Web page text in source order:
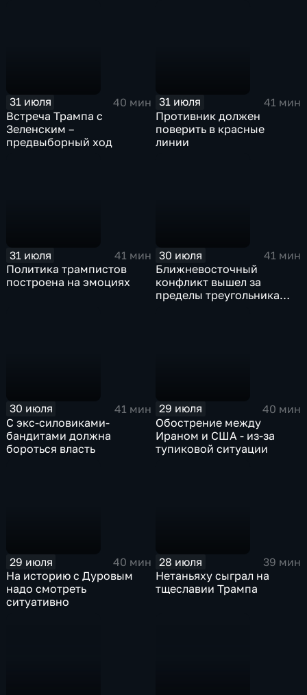
31 июля
40 мин
Встреча Трампа с
Зеленским –
предвыборный ход
31 июля
41 мин
Противник должен
поверить в красные
линии
31 июля
41 мин
Политика трампистов
построена на эмоциях
30 июля
41 мин
Ближневосточный
конфликт вышел за
пределы треугольника
30 июля
41 мин
С экс-силовиками-
бандитами должна
бороться власть
29 июля
40 мин
Обострение между
Ираном и США - из-за
тупиковой ситуации
29 июля
40 мин
На историю с Дуровым
надо смотреть
ситуативно
28 июля
39 мин
Нетаньяху сыграл на
тщеславии Трампа